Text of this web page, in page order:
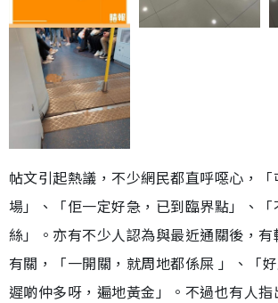
帖文引起熱議，不少網民都直呼噁心，
場」、「佢一定好急，已到臨界點」、「
絲」。亦有不少人認為與最近通關後，
有關，「一開關，就周地都係屎 」、「
遲啲仲多呀，遍地黃金」。不過也有人